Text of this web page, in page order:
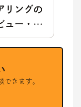
リングの
ュー・パ
きます。